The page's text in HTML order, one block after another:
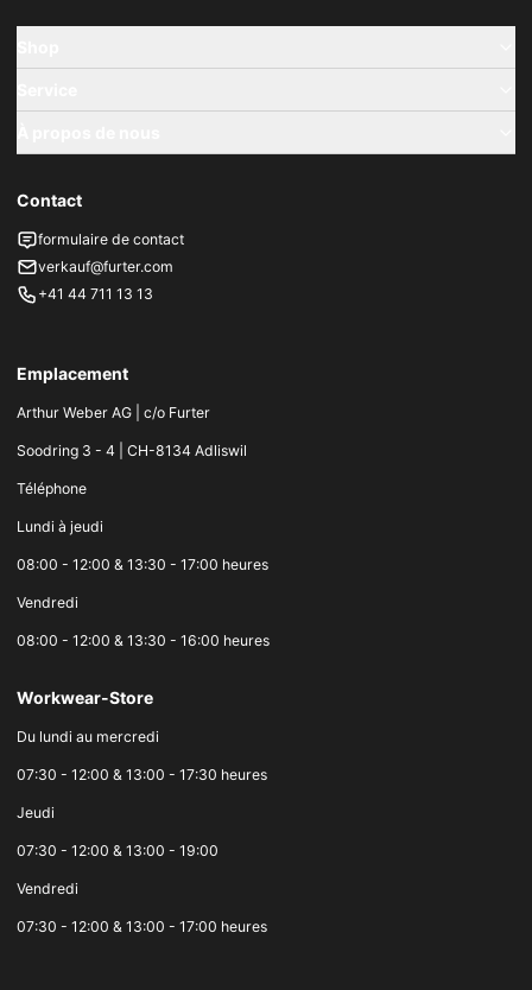
Contact
formulaire de contact
verkauf@furter.com
+41 44 711 13 13
Emplacement
Arthur Weber AG | c/o Furter
Soodring 3 - 4 | CH-8134 Adliswil
Téléphone
Lundi à jeudi
08:00 - 12:00 & 13:30 - 17:00 heures
Vendredi
08:00 - 12:00 & 13:30 - 16:00 heures
Workwear-Store
Du lundi au mercredi
07:30 - 12:00 & 13:00 - 17:30 heures
Jeudi
07:30 - 12:00 & 13:00 - 19:00
Vendredi
07:30 - 12:00 & 13:00 - 17:00 heures